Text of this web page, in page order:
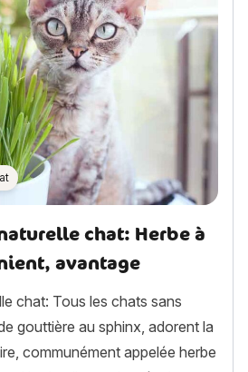
chat: Herbe à
avantage
chat: Tous les chats sans
gouttière au sphinx, adorent la
communément appelée herbe